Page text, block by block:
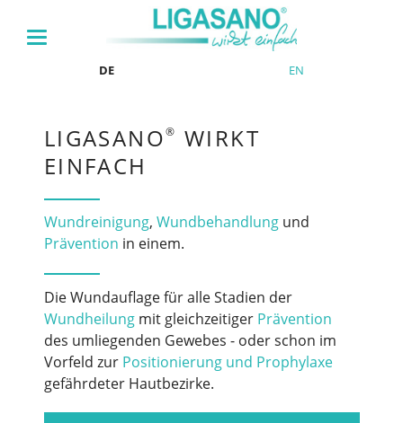
DE EN
LIGASANO®
WIRKT
EINFACH
Wundreinigung, Wundbehandlungund
Prävention in einem.
Die Wundauflage für alle Stadien der
Wundheilung mit gleichzeitiger Prävention
des umliegenden Gewebes - oder schon im
Vorfeld zur Positionierung und Prophylaxe
gefährdeter Hautbezirke.